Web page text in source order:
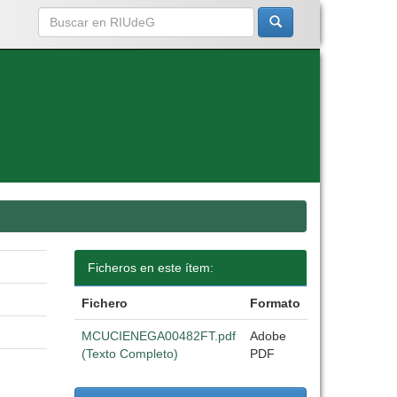
Ficheros en este ítem:
Fichero Formato
MCUCIENEGA00482FT.pdf
(Texto Completo)
Adobe
PDF